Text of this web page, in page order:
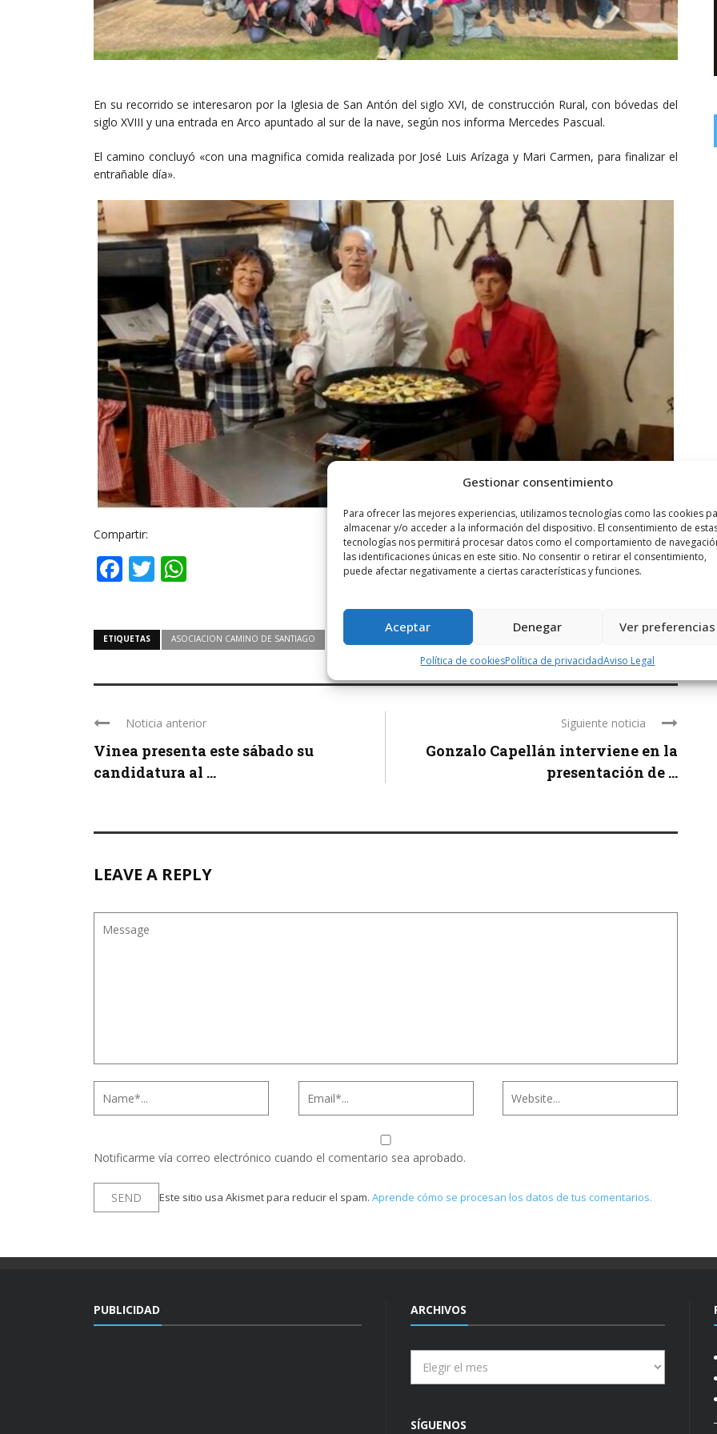
Gestionar consentimiento
Para ofrecer las mejores experiencias, utilizamos tecnologías como las cookies
almacenar y/o acceder a la información del dispositivo. El consentimiento de
tecnologías nos permitirá procesar datos como el comportamiento de
las identificaciones únicas en este sitio. No consentir o retirar el consentimiento,
puede afectar negativamente a ciertas características y funciones.
Aceptar Denegar Ver preferencias
Política de cookiesPolítica de privacidadAviso Legal
En su recorrido se interesaron por la Iglesia de San Antón del siglo XVI, de construcción Rural, con bóvedas del
siglo XVIII y una entrada en Arco apuntado al sur de la nave, según nos informa Mercedes Pascual.
El camino concluyó «con una magnifica comida realizada por José Luis Arízaga y Mari Carmen, para finalizar el
entrañable día».
Compartir:
Facebook
Twitter
ETIQUETAS ASOCIACION CAMINO DE SANTIAGO
Noticia anterior
Vinea presenta este sábado su
candidatura al ...
Siguiente noticia
Gonzalo Capellán interviene en la
presentación de ...
LEAVE A REPLY
Notificarme vía correo electrónico cuando el comentario sea aprobado.
Este sitio usa Akismet para reducir el spam. Aprende cómo se procesan los datos de tus comentarios.
PUBLICIDAD ARCHIVOS
SÍGUENOS